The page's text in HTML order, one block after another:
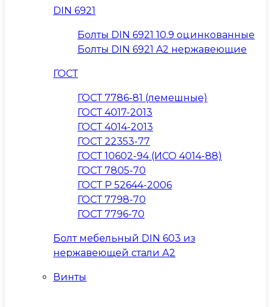
DIN 6921
Болты DIN 6921 10.9 оцинкованные
Болты DIN 6921 A2 нержавеющие
ГОСТ
ГОСТ 7786-81 (лемешные)
ГОСТ 4017-2013
ГОСТ 4014-2013
ГОСТ 22353-77
ГОСТ 10602-94 (ИСО 4014-88)
ГОСТ 7805-70
ГОСТ Р 52644-2006
ГОСТ 7798-70
ГОСТ 7796-70
Болт мебельный DIN 603 из
нержавеющей стали А2
Винты